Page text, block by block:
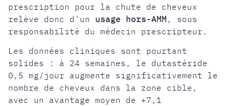
prescription pour la chute de cheveux
relève donc d'un usage hors-AMM , sous
responsabilité du médecin prescripteur.
Les données cliniques sont pourtant
solides : à 24 semaines, le dutastéride
0,5 mg/jour augmente significativement le
nombre de cheveux dans la zone cible,
avec un avantage moyen de +7,1